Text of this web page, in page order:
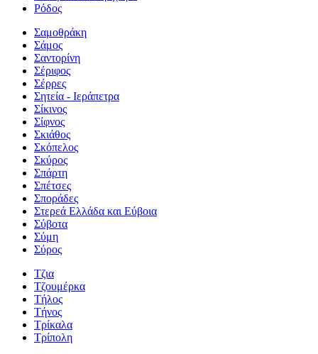
Ρόδος
Σαμοθράκη
Σάμος
Σαντορίνη
Σέριφος
Σέρρες
Σητεία - Ιεράπετρα
Σίκινος
Σίφνος
Σκιάθος
Σκόπελος
Σκύρος
Σπάρτη
Σπέτσες
Σποράδες
Στερεά Ελλάδα και Εύβοια
Σύβοτα
Σύμη
Σύρος
Τζια
Τζουμέρκα
Τήλος
Τήνος
Τρίκαλα
Τρίπολη